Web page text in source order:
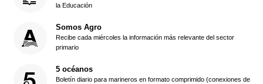
la Educación
Somos Agro
Recibe cada miércoles la información más relevante del sector
primario
5 océanos
Boletín diario para marineros en formato comprimido (conexiones de